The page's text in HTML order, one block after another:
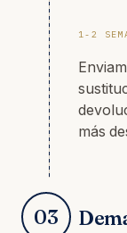
1-2
más
03